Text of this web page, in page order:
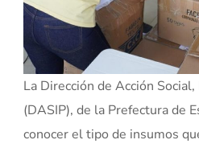
La Dirección de Acción
(DASIP), de la Prefectura de
conocer el tipo de insumos